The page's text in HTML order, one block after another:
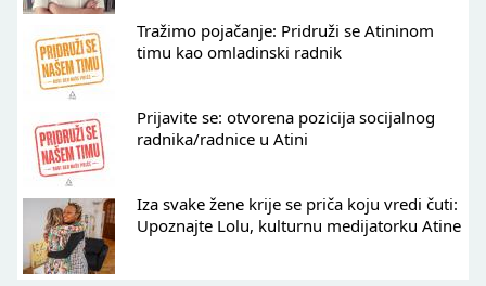
Tražimo pojačanje: Pridruži se Atininom
timu kao omladinski radnik
Prijavite se: otvorena pozicija socijalnog
radnika/radnice u Atini
Iza svake žene krije se priča koju vredi čuti:
Upoznajte Lolu, kulturnu medijatorku Atine